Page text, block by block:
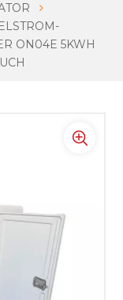
ON04E 5KWH